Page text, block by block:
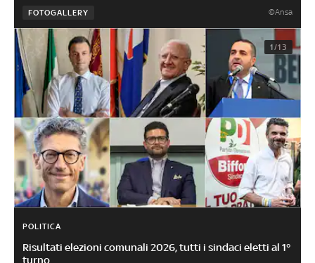
FOTOGALLERY ©Ansa
1/13
POLITICA
Risultati elezioni comunali 2026, tutti i sindaci eletti al 1°
turno